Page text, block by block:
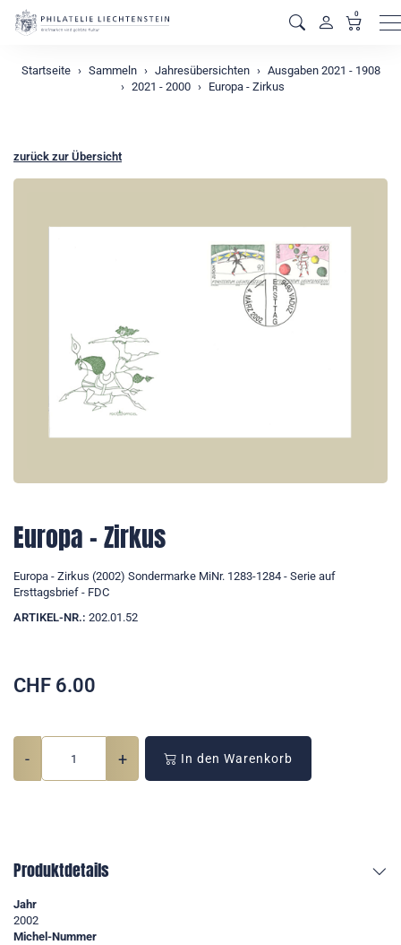
0
Startseite Sammeln Jahresübersichten
Ausgaben 2021 - 1908
2021 - 2000
Europa - Zirkus
zurück zur Übersicht
Europa - Zirkus
Europa - Zirkus (2002) Sondermarke MiNr. 1283-1284 - Serie auf
Ersttagsbrief - FDC
ARTIKEL-NR.: 202.01.52
CHF 6.00
- + In den Warenkorb
Produktdetails
Jahr
2002
Michel-Nummer